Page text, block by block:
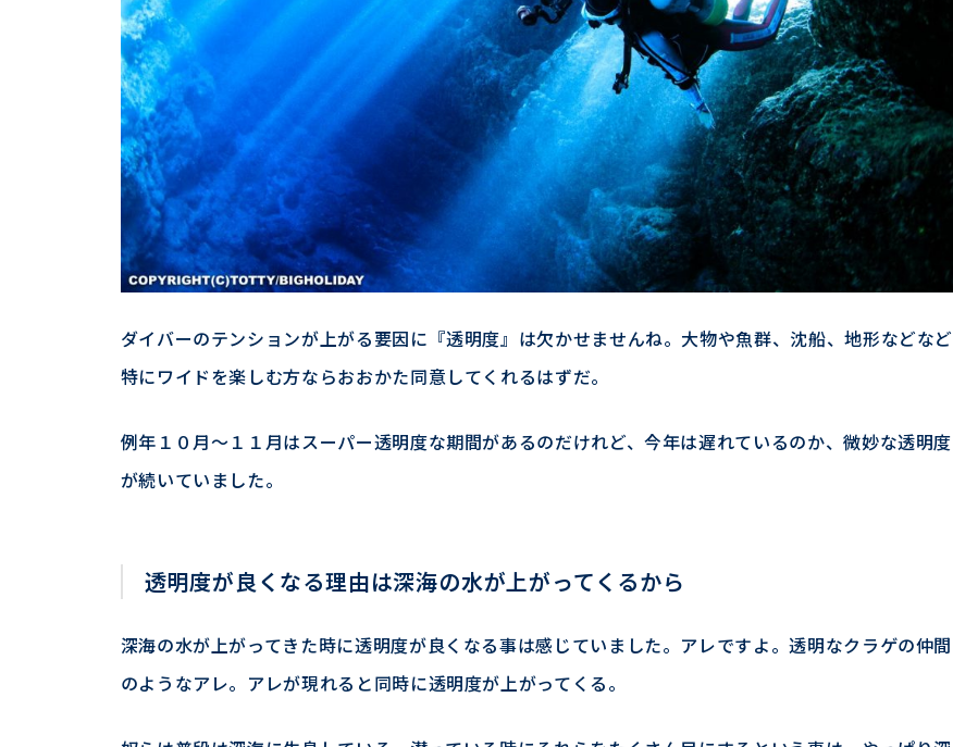
ダイバーのテンションが上がる要因に『透明度』は欠かせませんね。大物や魚群、沈船、地形などなど
特にワイドを楽しむ方ならおおかた同意してくれるはずだ。
例年１０月〜１１月はスーパー透明度な期間があるのだけれど、今年は遅れているのか、微妙な透明度
が続いていました。
透明度が良くなる理由は深海の水が上がってくるから
深海の水が上がってきた時に透明度が良くなる事は感じていました。アレですよ。透明なクラゲの仲間
のようなアレ。アレが現れると同時に透明度が上がってくる。